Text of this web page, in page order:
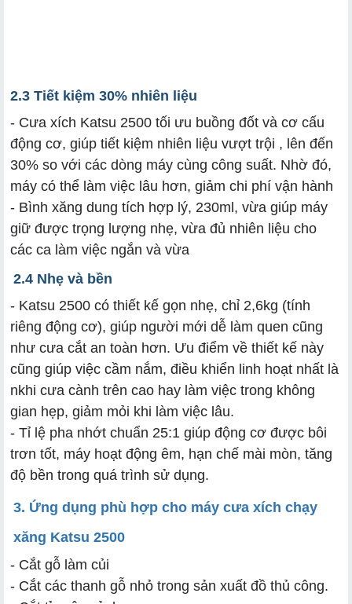
2.3 Tiết kiệm 30% nhiên liệu
- Cưa xích Katsu 2500 tối ưu buồng đốt và cơ cấu
động cơ, giúp tiết kiệm nhiên liệu vượt trội , lên đến
30% so với các dòng máy cùng công suất. Nhờ đó,
máy có thể làm việc lâu hơn, giảm chi phí vận hành
- Bình xăng dung tích hợp lý, 230ml, vừa giúp máy
giữ được trọng lượng nhẹ, vừa đủ nhiên liệu cho
các ca làm việc ngắn và vừa
2.4 Nhẹ và bền
- Katsu 2500 có thiết kế gọn nhẹ, chỉ 2,6kg (tính
riêng động cơ), giúp người mới dễ làm quen cũng
như cưa cắt an toàn hơn. Ưu điểm về thiết kế này
cũng giúp việc cầm nắm, điều khiển linh hoạt nhất là
nkhi cưa cành trên cao hay làm việc trong không
gian hẹp, giảm mỏi khi làm việc lâu.
- Tỉ lệ pha nhớt chuẩn 25:1 giúp động cơ được bôi
trơn tốt, máy hoạt động êm, hạn chế mài mòn, tăng
độ bền trong quá trình sử dụng.
3. Ứng dụng phù hợp cho máy cưa xích chạy
xăng Katsu 2500
- Cắt gỗ làm củi
- Cắt các thanh gỗ nhỏ trong sản xuất đồ thủ công.